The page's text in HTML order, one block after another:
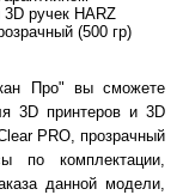
ручек HARZ
(500 гр)
Про" вы сможете
3D принтеров и 3D
PRO, прозрачный
по комплектации,
данной модели,